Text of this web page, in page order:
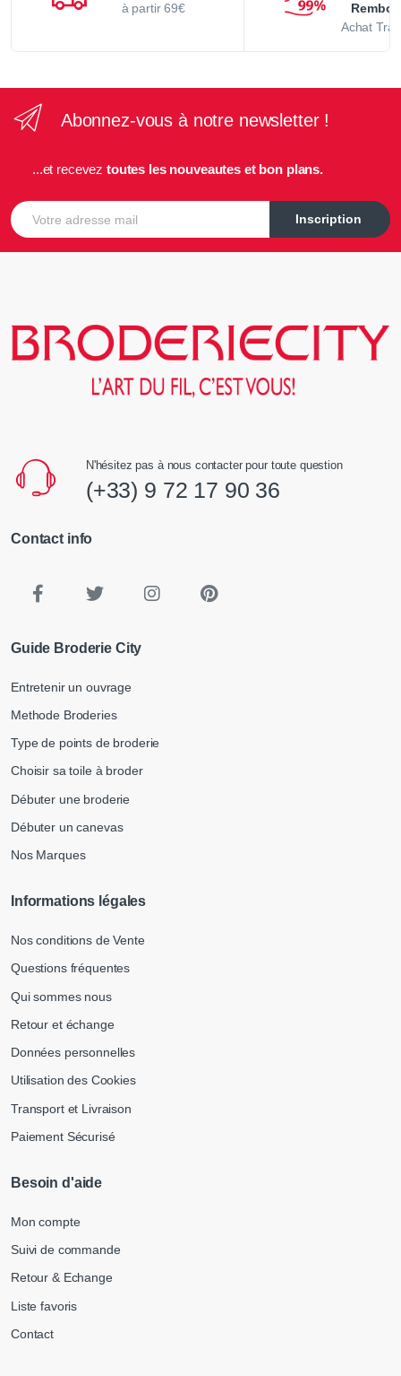
à partir 69€
Achat
Abonnez-vous à notre newsletter !
...et recevez toutes les nouveautes et bon plans.
E-mail
Inscription
N'hésitez pas à nous contacter pour toute question
(+33) 9 72 17 90 36
Contact info
Guide Broderie City
Entretenir un ouvrage
Methode Broderies
Type de points de broderie
Choisir sa toile à broder
Débuter une broderie
Débuter un canevas
Nos Marques
Informations légales
Nos conditions de Vente
Questions fréquentes
Qui sommes nous
Retour et échange
Données personnelles
Utilisation des Cookies
Transport et Livraison
Paiement Sécurisé
Besoin d'aide
Mon compte
Suivi de commande
Retour & Echange
Liste favoris
Contact